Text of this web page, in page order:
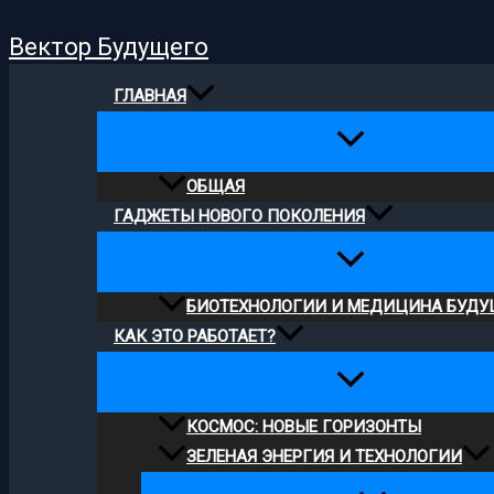
кВектор Будущего
ГЛАВНАЯ
ОБЩАЯ
ГАДЖЕТЫ НОВОГО ПОКОЛЕНИЯ
БИОТЕХНОЛОГИИ И МЕДИЦИНА
КАК ЭТО РАБОТАЕТ?
КОСМОС: НОВЫЕ ГОРИЗОНТЫ
ЗЕЛЕНАЯ ЭНЕРГИЯ И ТЕХНОЛОГИИ